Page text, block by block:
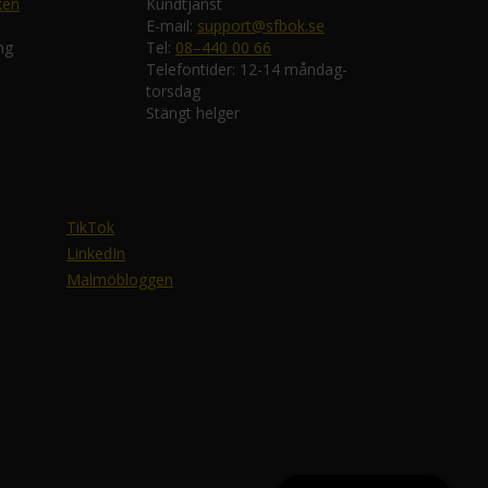
E-mail: support@sfbok.se
Tel: 08–440 00 66
Telefontider: 12-14 måndag-
torsdag
Stängt helger
TikTok
LinkedIn
Malmöbloggen